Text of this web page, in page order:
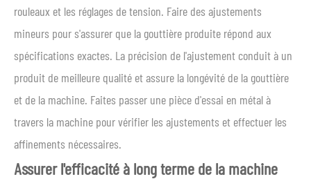
rouleaux et les réglages de tension. Faire des ajustements
mineurs pour s'assurer que la gouttière produite répond aux
spécifications exactes. La précision de l'ajustement conduit à un
produit de meilleure qualité et assure la longévité de la gouttière
et de la machine. Faites passer une pièce d'essai en métal à
travers la machine pour vérifier les ajustements et effectuer les
affinements nécessaires.
Assurer l'efficacité à long terme de la machine